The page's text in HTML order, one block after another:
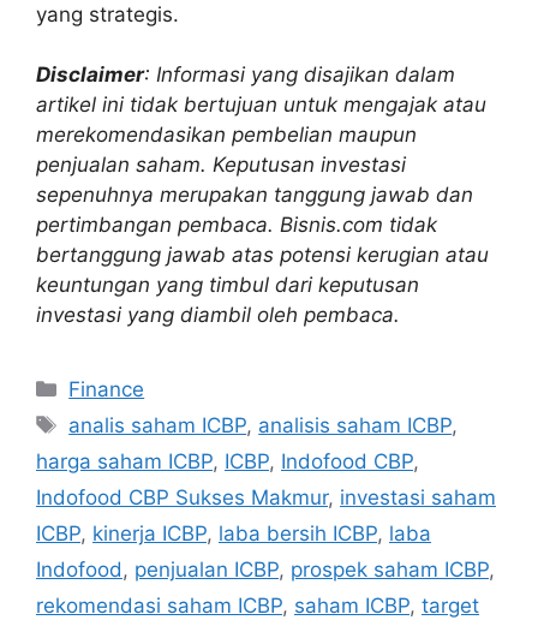
yang strategis.
Disclaimer: Informasi yang disajikan dalam
artikel ini tidak bertujuan untuk mengajak atau
merekomendasikan pembelian maupun
penjualan saham. Keputusan investasi
sepenuhnya merupakan tanggung jawab dan
pertimbangan pembaca. Bisnis.com tidak
bertanggung jawab atas potensi kerugian atau
keuntungan yang timbul dari keputusan
investasi yang diambil oleh pembaca.
Categories
Finance
Tags
analis saham ICBP, analisis saham ICBP,
harga saham ICBP, ICBP, Indofood CBP,
Indofood CBP Sukses Makmur, investasi saham
ICBP, kinerja ICBP, laba bersih ICBP, laba
Indofood, penjualan ICBP, prospek saham ICBP,
rekomendasi saham ICBP, saham ICBP, target